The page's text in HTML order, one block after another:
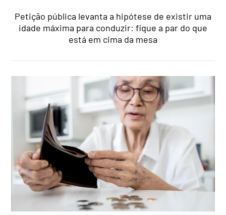
Petição pública levanta a hipótese de existir uma
idade máxima para conduzir: fique a par do que
está em cima da mesa